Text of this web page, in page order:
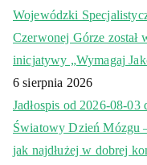
Wojewódzki
Czerwonej Górze został
inicjatywy „Wymagaj
6 sierpnia 2026
Jadłospis od 2026-08-03
Światowy Dzień Mózgu
jak najdłużej w dobrej